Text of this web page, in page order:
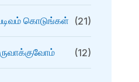
கொடுங்கள் (21)
(12)